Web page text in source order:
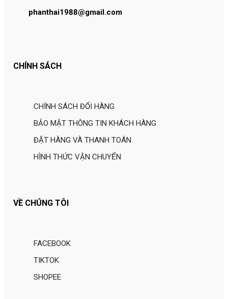
phanthai1988@gmail.com
CHÍNH SÁCH
CHÍNH SÁCH ĐỔI HÀNG
BẢO MẬT THÔNG TIN KHÁCH HÀNG
ĐẶT HÀNG VÀ THANH TOÁN
HÌNH THỨC VẬN CHUYỂN
VỀ CHÚNG TÔI
FACEBOOK
TIKTOK
SHOPEE